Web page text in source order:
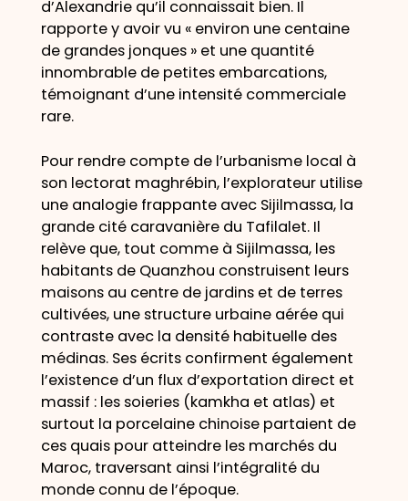
d’Alexandrie qu’il connaissait bien. Il
rapporte y avoir vu « environ une centaine
de grandes jonques » et une quantité
innombrable de petites embarcations,
témoignant d’une intensité commerciale
rare.
Pour rendre compte de l’urbanisme local à
son lectorat maghrébin, l’explorateur utilise
une analogie frappante avec Sijilmassa, la
grande cité caravanière du Tafilalet. Il
relève que, tout comme à Sijilmassa, les
habitants de Quanzhou construisent leurs
maisons au centre de jardins et de terres
cultivées, une structure urbaine aérée qui
contraste avec la densité habituelle des
médinas. Ses écrits confirment également
l’existence d’un flux d’exportation direct et
massif : les soieries (kamkha et atlas) et
surtout la porcelaine chinoise partaient de
ces quais pour atteindre les marchés du
Maroc, traversant ainsi l’intégralité du
monde connu de l’époque.